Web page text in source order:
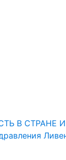
В СТРАНЕ